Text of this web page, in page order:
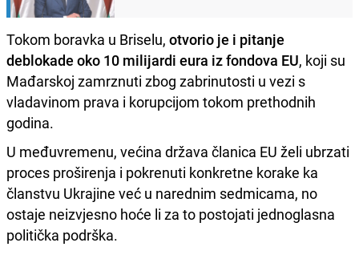
Tokom boravka u Briselu, otvorio je i pitanje
deblokade oko 10 milijardi eura iz fondova EU, koji su
Mađarskoj zamrznuti zbog zabrinutosti u vezi s
vladavinom prava i korupcijom tokom prethodnih
godina.
U međuvremenu, većina država članica EU želi ubrzati
proces proširenja i pokrenuti konkretne korake ka
članstvu Ukrajine već u narednim sedmicama, no
ostaje neizvjesno hoće li za to postojati jednoglasna
politička podrška.